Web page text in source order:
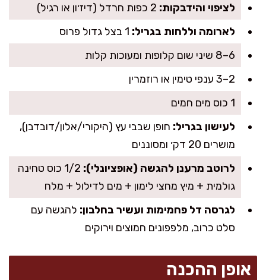
לציפוי והידבקות:
לארומה וללחות בגריל:
6–8 שיני שום קלופות ומעוכות קלות
2–3 ענפי טימין או רוזמרין
1 כוס מים חמים
לעישון בגריל: חופן שבבי עץ (היקורי/אלון/דובדבן),
מושרים 20 דק׳ ומסוננים
לרוטב מרענן להגשה (אופציונלי):
1/2 כוס טחינה
גולמית + מיץ מחצי לימון + מים לדילול + מלח
לגרסה דל פחמימות ועשיר בחלבון: להגשה עם
סלט כרוב, מלפפונים חמוצים וירוקים
אופן ההכנה